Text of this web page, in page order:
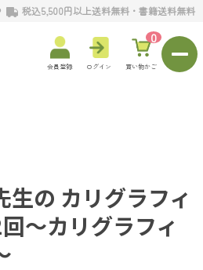
税込5,500円以上送料無料・書籍送料無料
会員登録 ログイン 買い物かご
0
生の カリグラフィ
～カリグラフィ